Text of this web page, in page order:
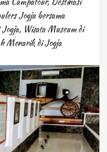
Jogja bersama
, Wisata Museum di
Menarik di Jogja